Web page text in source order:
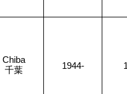
Chiba
千葉
1944-